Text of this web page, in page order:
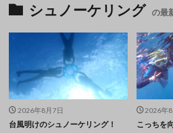
シュノーケリング の最
2026年8月7日
台風明けのシュノーケリング！
2026年
こっちを